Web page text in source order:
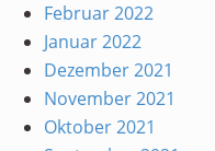
Februar 2022
Januar 2022
Dezember 2021
November 2021
Oktober 2021